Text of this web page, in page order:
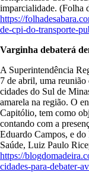
imparcialidade. (Folha
https://
de-cpi-do-transporte-
Varginha debaterá
A Superintendência
7 de abril, uma reunião
cidades do Sul de
amarela na região. O
Capitólio, tem como
contando com a
Eduardo Campos, e
Saúde, Luiz Paulo
https://
cidades-para-debater-